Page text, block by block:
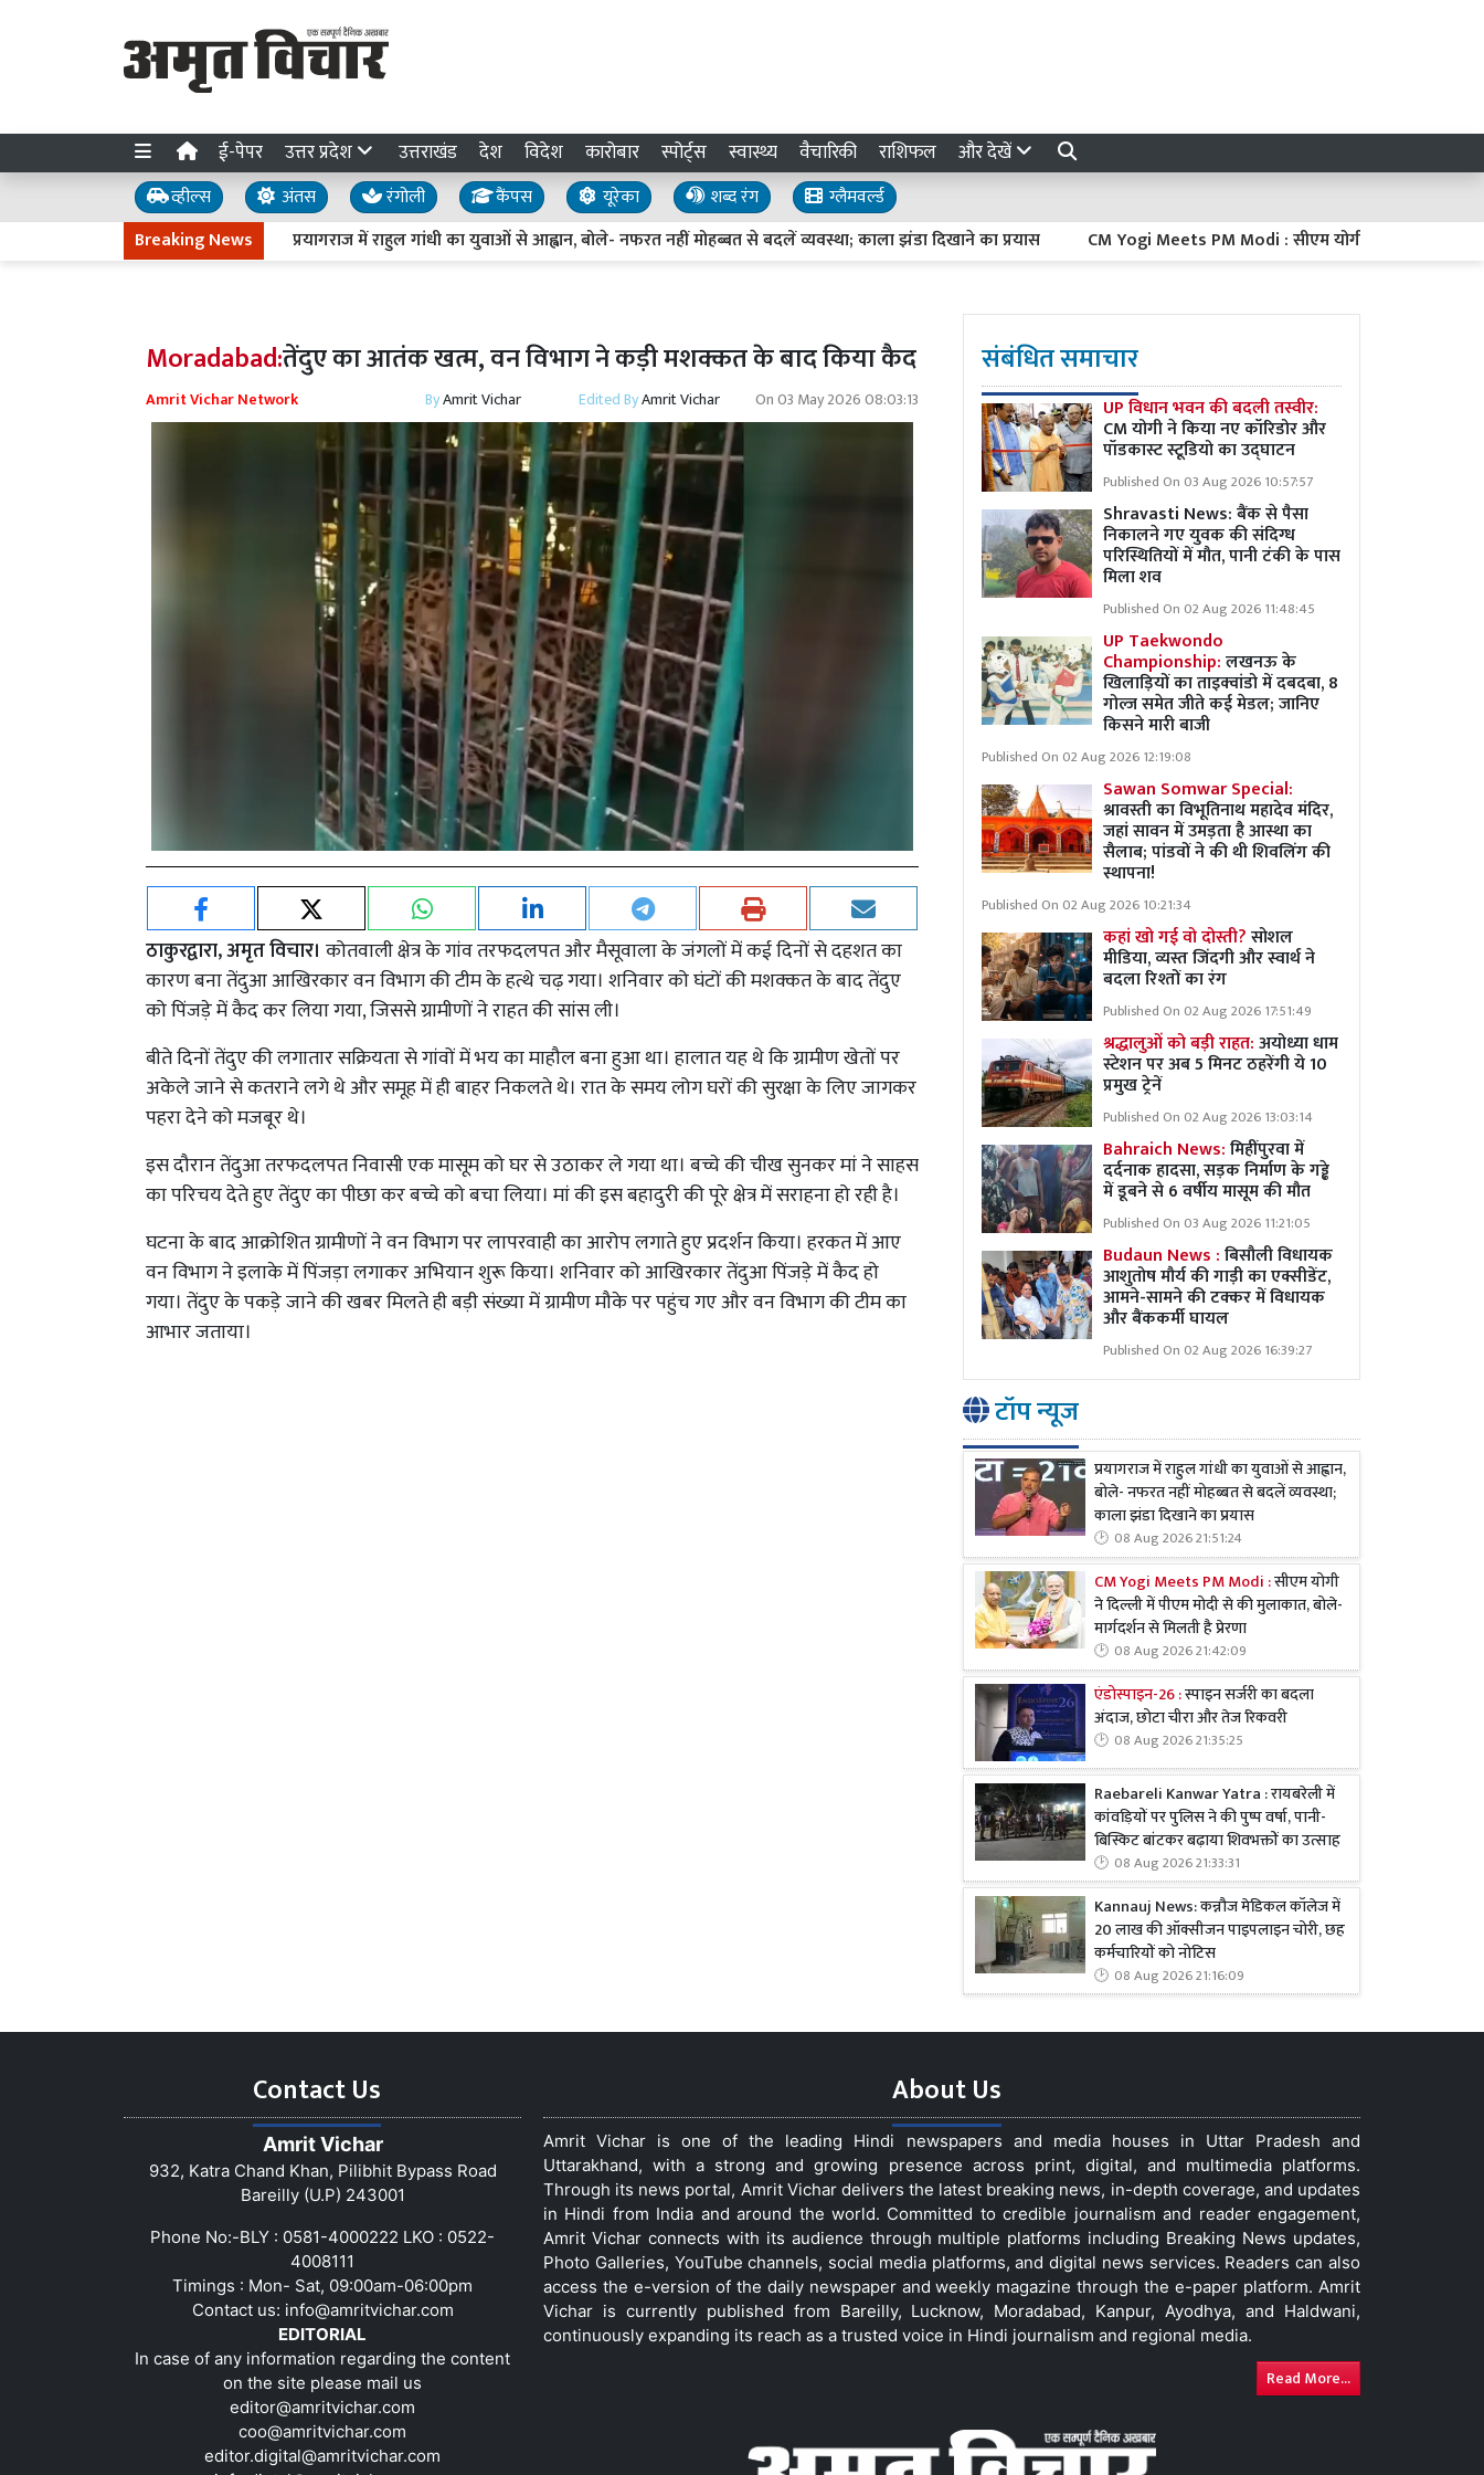
ई-पेपर उत्तर प्रदेश उत्तराखंड देश विदेश कारोबार स्पोर्ट्स स्वास्थ्य वैचारिकी राशिफल और देखें
व्हील्स अंतस रंगोली कैंपस यूरेका शब्द रंग
ग्लैमवर्ल्ड
Breaking Newsप्रयागराज में राहुल गांधी का युवाओं से आह्वान, बोले- नफरत नहीं मोहब्बत से बदलें व्यवस्था; काला झंडा दिखाने का प्रयास CM Yogi Meets PM Modi : सीएम योगी ने दिल्ली में पीएम मोदी
Moradabad:तेंदुए का आतंक खत्म, वन विभाग ने कड़ी मशक्कत के बाद किया कैद
Amrit Vichar Network ByAmrit Vichar Edited ByAmrit Vichar On03 May 2026 08:03:13
ठाकुरद्वारा, अमृत विचार। कोतवाली क्षेत्र के गांव तरफदलपत और मैसूवाला के जंगलों में कई दिनों से दहशत का
कारण बना तेंदुआ आखिरकार वन विभाग की टीम के हत्थे चढ़ गया। शनिवार को घंटों की मशक्कत के बाद तेंदुए
को पिंजड़े में कैद कर लिया गया, जिससे ग्रामीणों ने राहत की सांस ली।
बीते दिनों तेंदुए की लगातार सक्रियता से गांवों में भय का माहौल बना हुआ था। हालात यह थे कि ग्रामीण खेतों पर
अकेले जाने से कतराने लगे थे और समूह में ही बाहर निकलते थे। रात के समय लोग घरों की सुरक्षा के लिए जागकर
पहरा देने को मजबूर थे।
इस दौरान तेंदुआ तरफदलपत निवासी एक मासूम को घर से उठाकर ले गया था। बच्चे की चीख सुनकर मां ने साहस
का परिचय देते हुए तेंदुए का पीछा कर बच्चे को बचा लिया। मां की इस बहादुरी की पूरे क्षेत्र में सराहना हो रही है।
घटना के बाद आक्रोशित ग्रामीणों ने वन विभाग पर लापरवाही का आरोप लगाते हुए प्रदर्शन किया। हरकत में आए
वन विभाग ने इलाके में पिंजड़ा लगाकर अभियान शुरू किया। शनिवार को आखिरकार तेंदुआ पिंजड़े में कैद हो
गया। तेंदुए के पकड़े जाने की खबर मिलते ही बड़ी संख्या में ग्रामीण मौके पर पहुंच गए और वन विभाग की टीम का
आभार जताया।
संबंधित समाचार
UP विधान भवन की बदली तस्वीर:
CM योगी ने किया नए कॉरिडोर और
पॉडकास्ट स्टूडियो का उद्घाटन
Published On 03 Aug 2026 10:57:57
Shravasti News: बैंक से पैसा
निकालने गए युवक की संदिग्ध
परिस्थितियों में मौत, पानी टंकी के पास
मिला शव
Published On 02 Aug 2026 11:48:45
UP Taekwondo
Championship:लखनऊ के
खिलाड़ियों का ताइक्वांडो में दबदबा, 8
गोल्ज समेत जीते कई मेडल; जानिए
किसने मारी बाजी
Published On 02 Aug 2026 12:19:08
Sawan Somwar Special:
श्रावस्ती का विभूतिनाथ महादेव मंदिर,
जहां सावन में उमड़ता है आस्था का
सैलाब; पांडवों ने की थी शिवलिंग की
स्थापना!
Published On 02 Aug 2026 10:21:34
कहां खो गई वो दोस्ती?सोशल
मीडिया, व्यस्त जिंदगी और स्वार्थ ने
बदला रिश्तों का रंग
Published On 02 Aug 2026 17:51:49
श्रद्धालुओं को बड़ी राहत:अयोध्या धाम
स्टेशन पर अब 5 मिनट ठहरेंगी ये 10
प्रमुख ट्रेनें
Published On 02 Aug 2026 13:03:14
Bahraich News:मिहींपुरवा में
दर्दनाक हादसा, सड़क निर्माण के गड्ढे
में डूबने से 6 वर्षीय मासूम की मौत
Published On 03 Aug 2026 11:21:05
Budaun News :बिसौली विधायक
आशुतोष मौर्य की गाड़ी का एक्सीडेंट,
आमने-सामने की टक्कर में विधायक
और बैंककर्मी घायल
Published On 02 Aug 2026 16:39:27
टॉप न्यूज
प्रयागराज में राहुल गांधी का युवाओं से आह्वान,
बोले- नफरत नहीं मोहब्बत से बदलें व्यवस्था;
काला झंडा दिखाने का प्रयास
08 Aug 2026 21:51:24
CM Yogi Meets PM Modi :सीएम योगी
ने दिल्ली में पीएम मोदी से की मुलाकात, बोले-
मार्गदर्शन से मिलती है प्रेरणा
08 Aug 2026 21:42:09
एंडोस्पाइन-26 :स्पाइन सर्जरी का बदला
अंदाज, छोटा चीरा और तेज रिकवरी
08 Aug 2026 21:35:25
Raebareli Kanwar Yatra : रायबरेली में
कांवड़ियों पर पुलिस ने की पुष्प वर्षा, पानी-
बिस्किट बांटकर बढ़ाया शिवभक्तों का उत्साह
08 Aug 2026 21:33:31
Kannauj News: कन्नौज मेडिकल कॉलेज में
20 लाख की ऑक्सीजन पाइपलाइन चोरी, छह
कर्मचारियों को नोटिस
08 Aug 2026 21:16:09
Contact Us
Amrit Vichar
932, Katra Chand Khan, Pilibhit Bypass Road
Bareilly (U.P) 243001
Phone No:-BLY : 0581-4000222 LKO : 0522-
4008111
Timings : Mon- Sat, 09:00am-06:00pm
Contact us: info@amritvichar.com
EDITORIAL
In case of any information regarding the content
on the site please mail us
editor@amritvichar.com
coo@amritvichar.com
editor.digital@amritvichar.com
About Us
Amrit Vichar is one of the leading Hindi newspapers and media houses in Uttar Pradesh and
Uttarakhand, with a strong and growing presence across print, digital, and multimedia platforms.
Through its news portal, Amrit Vichar delivers the latest breaking news, in-depth coverage, and updates
in Hindi from India and around the world. Committed to credible journalism and reader engagement,
Amrit Vichar connects with its audience through multiple platforms including Breaking News updates,
Photo Galleries, YouTube channels, social media platforms, and digital news services. Readers can also
access the e-version of the daily newspaper and weekly magazine through the e-paper platform. Amrit
Vichar is currently published from Bareilly, Lucknow, Moradabad, Kanpur, Ayodhya, and Haldwani,
continuously expanding its reach as a trusted voice in Hindi journalism and regional media.
Read More...